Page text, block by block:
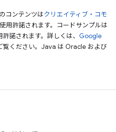
コンテンツはクリエイティブ・コモ
用許諾されます。コードサンプルは
許諾されます。詳しくは、 Google
覧ください。Java は Oracle および